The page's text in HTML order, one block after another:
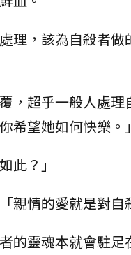
理，該為自殺者
，超乎一般人處
希望她如何快樂。」
此？」
親情的愛就是對自
的靈魂本就會駐